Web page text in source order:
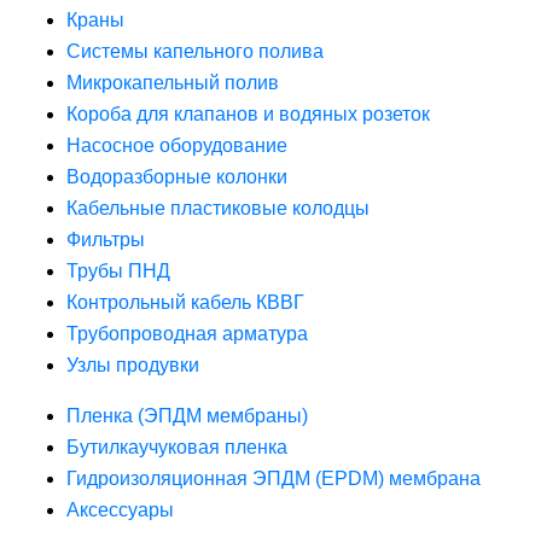
Краны
Системы капельного полива
Микрокапельный полив
Короба для клапанов и водяных розеток
Насосное оборудование
Водоразборные колонки
Кабельные пластиковые колодцы
Фильтры
Трубы ПНД
Контрольный кабель КВВГ
Трубопроводная арматура
Узлы продувки
Пленка (ЭПДМ мембраны)
Бутилкаучуковая пленка
Гидроизоляционная ЭПДМ (EPDM) мембрана
Аксессуары